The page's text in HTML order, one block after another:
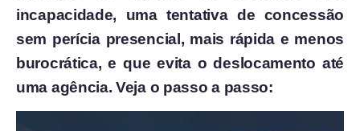
incapacidade, uma tentativa de concessão
sem perícia presencial, mais rápida e menos
burocrática, e que evita o deslocamento até
uma agência. Veja o passo a passo: